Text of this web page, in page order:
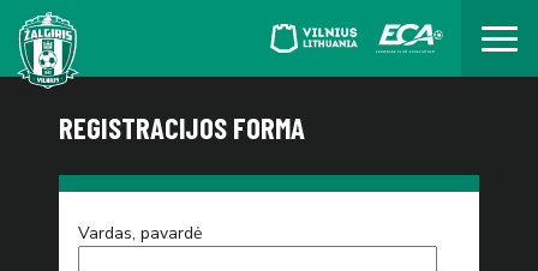
REGISTRACIJOS FORMA
Vardas, pavardė